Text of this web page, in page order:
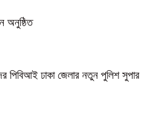
অনুষ্ঠিত
পিবিআই ঢাকা জেলার নতুন পুলিশ সুপার